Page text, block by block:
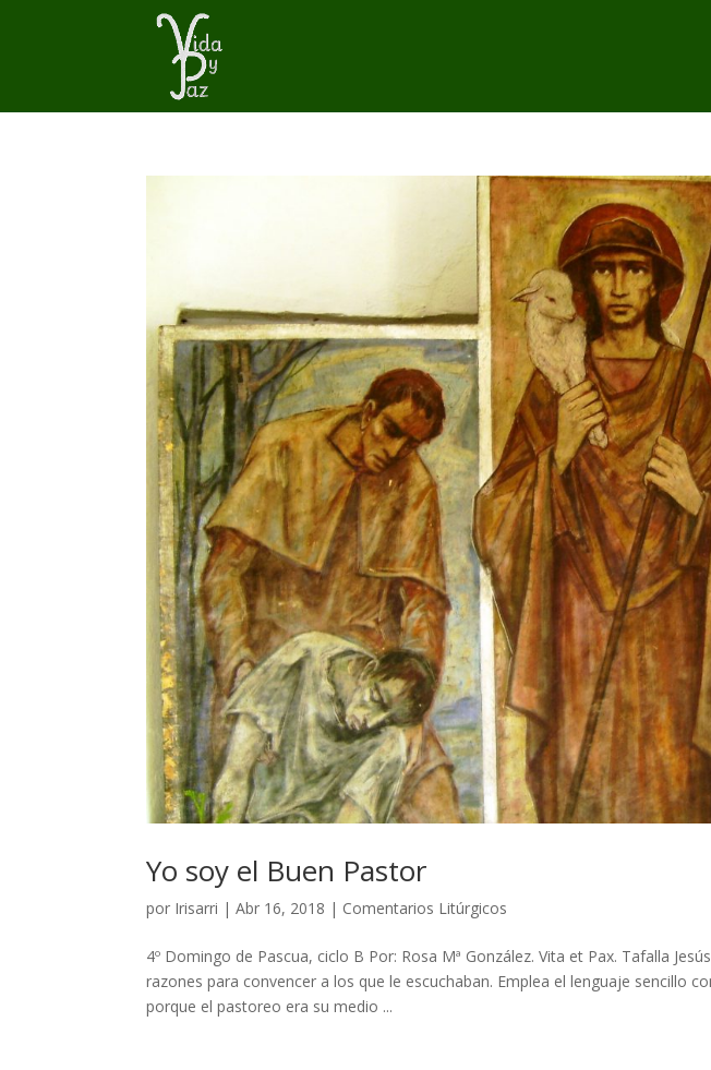
Yo soy el Buen Pastor
por Irisarri |Abr 16, 2018 | Comentarios Litúrgicos
4º Domingo de Pascua, ciclo B Por: Rosa Mª González. Vita et Pax. Tafalla
razones para convencer a los que le escuchaban. Emplea el lenguaje sencillo
porque el pastoreo era su medio ...